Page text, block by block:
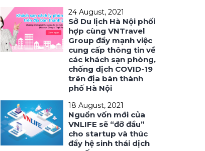
24 August, 2021
Sở Du lịch Hà Nội phối
hợp cùng VNTravel
Group đẩy mạnh việc
cung cấp thông tin về
các khách sạn phòng,
chống dịch COVID-19
trên địa bàn thành
phố Hà Nội
18 August, 2021
Nguồn vốn mới của
VNLIFE sẽ “đỡ đầu”
cho startup và thúc
đẩy hệ sinh thái dịch